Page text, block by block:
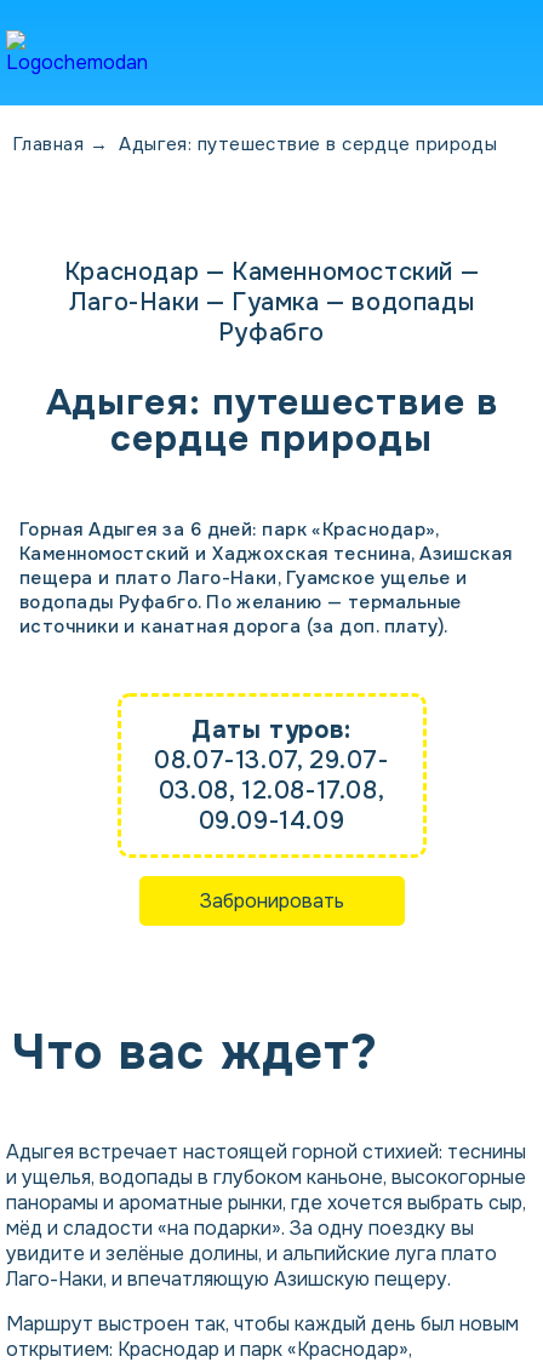
Главная → Адыгея: путешествие в сердце природы
Краснодар — Каменномостский —
Лаго-Наки — Гуамка — водопады
Руфабго
Адыгея: путешествие в
сердце природы
Горная Адыгея за 6 дней: парк «Краснодар»,
Каменномостский и Хаджохская теснина, Азишская
пещера и плато Лаго-Наки, Гуамское ущелье и
водопады Руфабго. По желанию — термальные
источники и канатная дорога (за доп. плату).
Даты туров:
08.07-13.07, 29.07-
03.08, 12.08-17.08,
09.09-14.09
Забронировать
Что вас ждет?
Адыгея встречает настоящей горной стихией: теснины
и ущелья, водопады в глубоком каньоне, высокогорные
панорамы и ароматные рынки, где хочется выбрать сыр,
мёд и сладости «на подарки». За одну поездку вы
увидите и зелёные долины, и альпийские луга плато
Лаго-Наки, и впечатляющую Азишскую пещеру.
Маршрут выстроен так, чтобы каждый день был новым
открытием: Краснодар и парк «Краснодар»,